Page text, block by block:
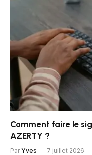
Comment faire le
AZERTY ?
Par Yves 7 juillet 2026